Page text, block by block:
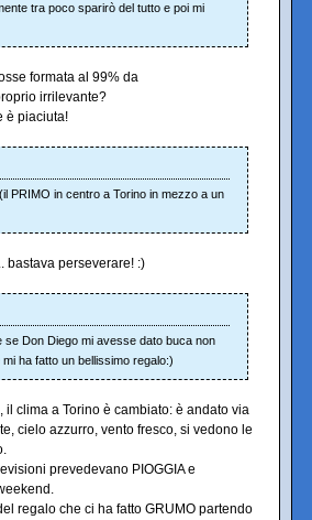
tra poco sparirò del tutto e poi mi
formata al 99% da
irrilevante?
è piaciuta!
PRIMO in centro a Torino in mezzo a un
bastava perseverare! :)
se Don Diego mi avesse dato buca non
ha fatto un bellissimo regalo:)
il clima a Torino è cambiato: è andato via
cielo azzurro, vento fresco, si vedono le
prevedevano PIOGGIA e
regalo che ci ha fatto GRUMO partendo